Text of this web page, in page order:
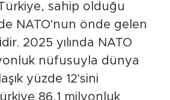
sahip olduğu
NATO'nun önde gelen
2025 yılında NATO
nüfusuyla dünya
yüzde 12'sini
86,1 milyonluk